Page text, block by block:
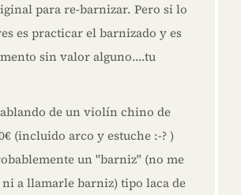
para re-barnizar. Pero si lo
es practicar el barnizado y es
sin valor alguno....tu
de un violín chino de
(incluido arco y estuche :-? )
un "barniz" (no me
a llamarle barniz) tipo laca de